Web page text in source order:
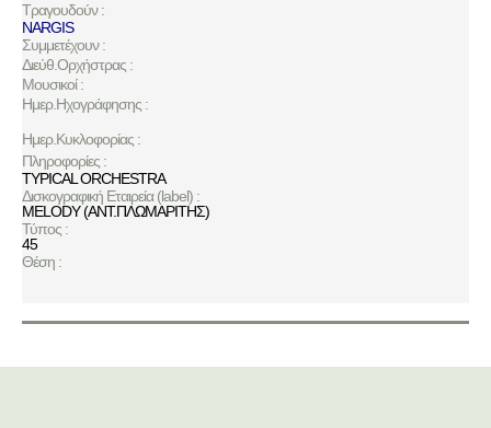
Τραγουδούν :
NARGIS
Συμμετέχουν :
Διεύθ.Ορχήστρας :
Μουσικοί :
Ημερ.Ηχογράφησης :
Ημερ.Κυκλοφορίας :
Πληροφορίες :
TYPICAL ORCHESTRA
Δισκογραφική Εταιρεία (label) :
MELODY (ΑΝΤ.ΠΛΩΜΑΡΙΤΗΣ)
Τύπος :
45
Θέση :